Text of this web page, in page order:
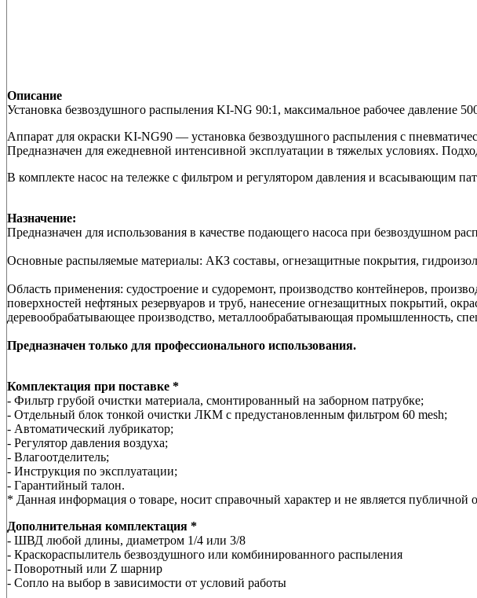
Описание
Установка безвоздушного распыления KI-NG 90:1, максимальное рабочее давление
Аппарат для окраски KI-NG90 — установка безвоздушного распыления с
Предназначен для ежедневной интенсивной эксплуатации в тяжелых условиях.
В комплекте насос на тележке с фильтром и регулятором давления и всасывающим
Назначение:
Предназначен для использования в качестве подающего насоса при безвоздушном
Основные распыляемые материалы: АКЗ составы, огнезащитные покрытия,
Область применения: судостроение и судоремонт, производство контейнеров,
поверхностей нефтяных резервуаров и труб, нанесение огнезащитных покрытий,
деревообрабатывающее производство, металлообрабатывающая промышленность,
Предназначен только для профессионального использования.
Комплектация при поставке *
- Фильтр грубой очистки материала, смонтированный на заборном патрубке;
- Отдельный блок тонкой очистки ЛКМ с предустановленным фильтром 60 mesh;
- Автоматический лубрикатор;
- Регулятор давления воздуха;
- Влагоотделитель;
- Инструкция по эксплуатации;
- Гарантийный талон.
* Данная информация о товаре, носит справочный характер и не является
Дополнительная комплектация *
- ШВД любой длины, диаметром 1/4 или 3/8
- Краскораспылитель безвоздушного или комбинированного распыления
- Поворотный или Z шарнир
- Сопло на выбор в зависимости от условий работы